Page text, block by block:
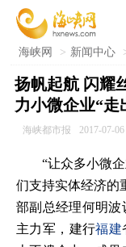
海峡网 > 新闻中心
扬帆起航 闪耀
力小微企业“走
海峡都市报 2017-07-
“让众多小微
们支持实体经济的
部副总经理何明波
主力军，建行福建